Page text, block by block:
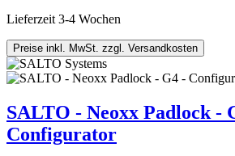
Lieferzeit 3-4 Wochen
Preise inkl. MwSt. zzgl. Versandkosten
SALTO - Neoxx Padlock -
Configurator